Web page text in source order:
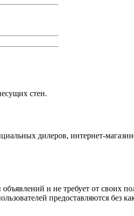
стен.
дилеров, интернет-
и не требует от своих
предоставляются без